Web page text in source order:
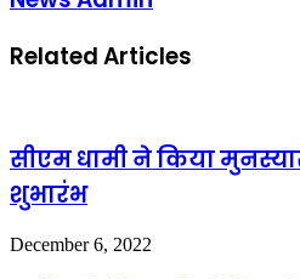
Related Articles
सीएम धामी ने किया
शुभारंभ
December 6, 2022